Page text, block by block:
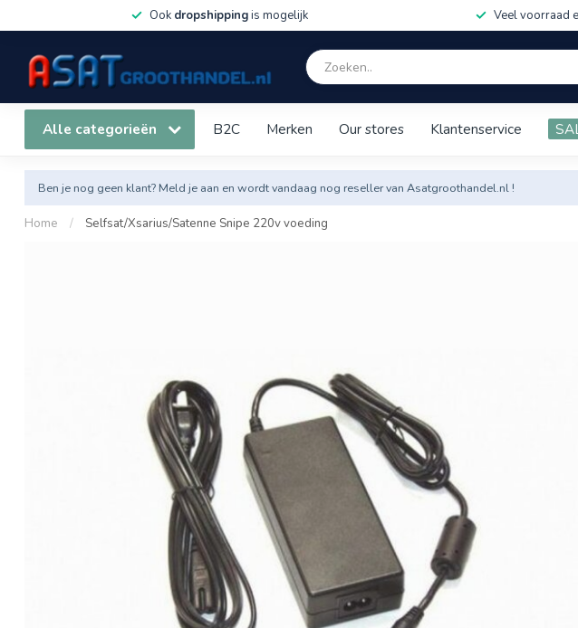
Ook dropshippingis mogelijk Veel voorraad
Alle categorieën B2C Merken Our stores Klantenservice
Ben je nog geen klant? Meld je aan en wordt vandaag nog reseller van Asatgroothandel.nl !
Home / Selfsat/Xsarius/Satenne Snipe 220v voeding